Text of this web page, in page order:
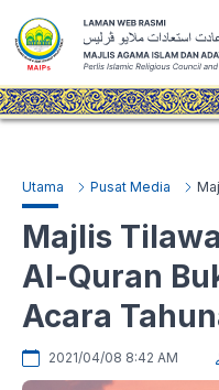
Utama Pusat Media
Majlis
Al-Quran
Acara
2021/04/08 8:42 AM